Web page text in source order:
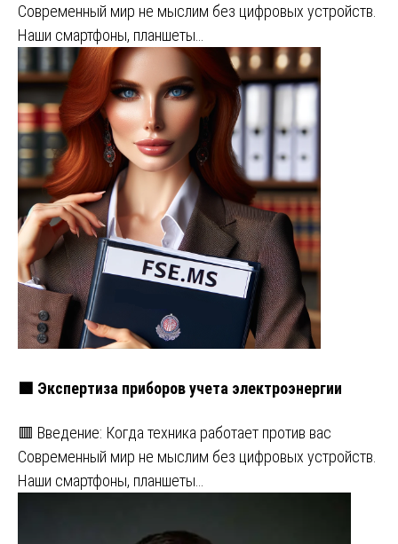
Современный мир не мыслим без цифровых устройств.
Наши смартфоны, планшеты…
🟩 Экспертиза приборов учета электроэнергии
🟥 Введение: Когда техника работает против вас
Современный мир не мыслим без цифровых устройств.
Наши смартфоны, планшеты…